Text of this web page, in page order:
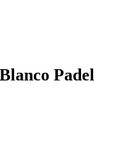
Padel